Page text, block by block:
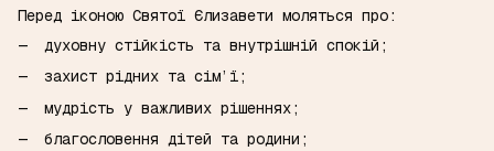
Перед іконою Святої Єлизавети моляться про:
духовну стійкість та внутрішній спокій;
захист рідних та сім’ї;
мудрість у важливих рішеннях;
благословення дітей та родини;